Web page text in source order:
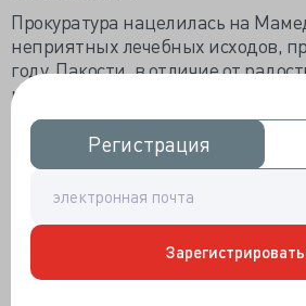
Регистрация
Регистрация
Прокуратура нацелилась на
неприятных лечебных исходов,
году. Пакости, в отличие от
массово. Тогда он практиковал в
отделении ЦКБ ОАО РЖД им.
наказать Мамедова не удалось,
послеоперационную кому отнести
ошибки хирурга проблематично,
высокоспециализированное ЛПУ,
все прокурорские атаки.
маммопластике – грех, но не
искупаемый. А уж нарушение